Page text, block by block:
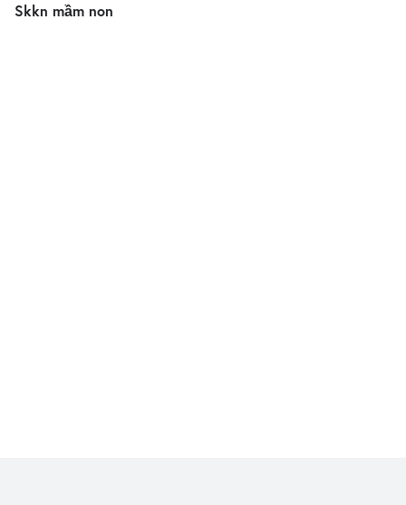
Skkn mầm non